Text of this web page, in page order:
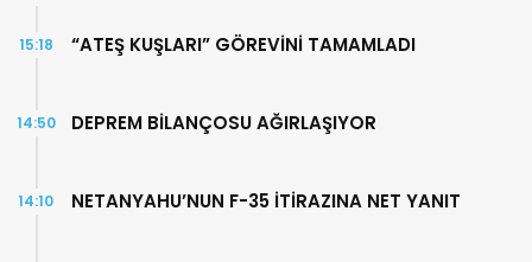
“ATEŞ KUŞLARI” GÖREVİNİ TAMAMLADI
15:18
DEPREM BİLANÇOSU AĞIRLAŞIYOR
14:50
NETANYAHU’NUN F-35 İTİRAZINA NET YANIT
14:10